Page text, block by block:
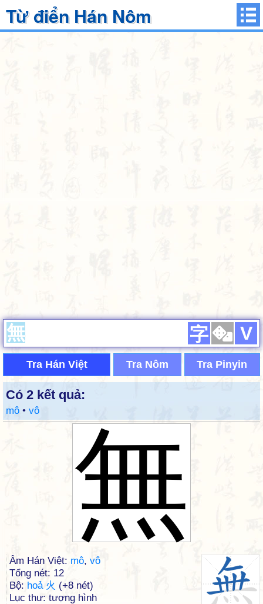
Từ điển Hán Nôm
字 V
Tra Hán Việt Tra Nôm Tra Pinyin
Có 2 kết quả:
mô • vô
無
Âm Hán Việt: mô, vô
Tổng nét: 12
Bộ: hoả 火 (+8 nét)
Lục thư: tượng hình